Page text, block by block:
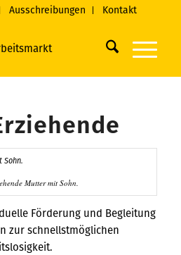
Ausschreibungen Kontakt
Mutter mit Sohn.
Förderung und Begleitung
zur schnellstmöglichen